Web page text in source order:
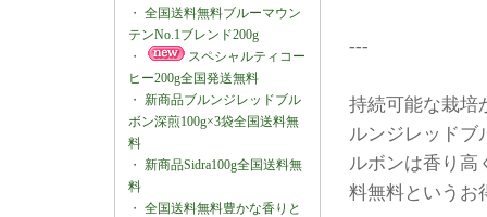
・ 全国送料無料ブルーマウン
テンNo.1ブレンド200g
・
スペシャルティコー
ヒー200g全国発送無料
・ 新商品ブルンジレッドブル
ボン深煎100g×3袋全国送料無
料
・ 新商品Sidra100g全国送料無
料
・ 全国送料無料豊かな香りと
---
持続可能な栽培
ルンジレッドブ
ルボンは香り高
料無料というお